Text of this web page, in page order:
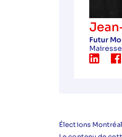
Futur
Élections